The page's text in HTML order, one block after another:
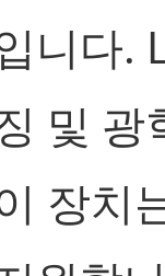
니다.
및 광
장치